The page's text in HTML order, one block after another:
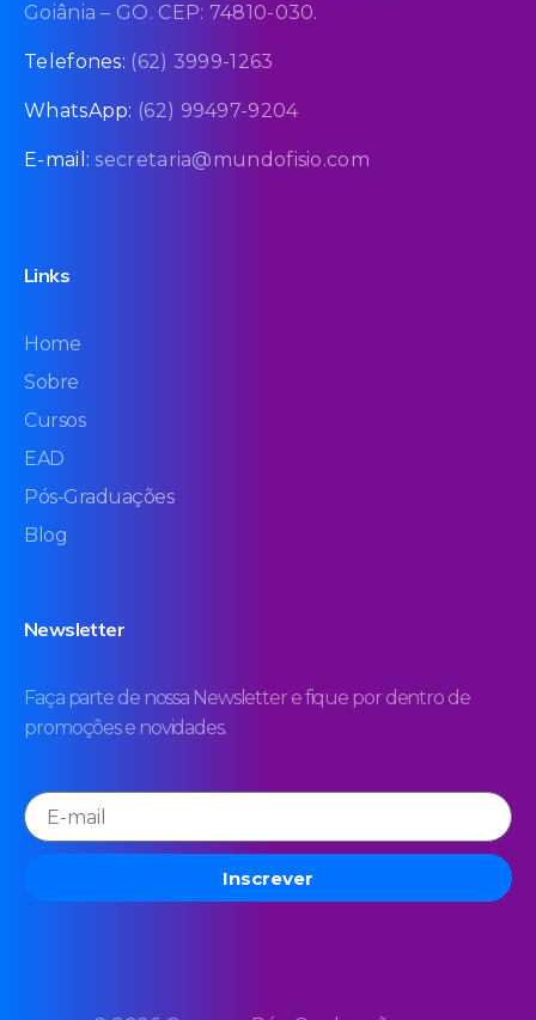
Goiânia – GO. CEP: 74810-030.
Telefones: (62) 3999-1263
WhatsApp: (62) 99497-9204
E-mail: secretaria@mundofisio.com
Links
Home
Sobre
Cursos
EAD
Pós-Graduações
Blog
Newsletter
Faça parte de nossa Newsletter e fique por dentro de
promoções e novidades.
Inscrever